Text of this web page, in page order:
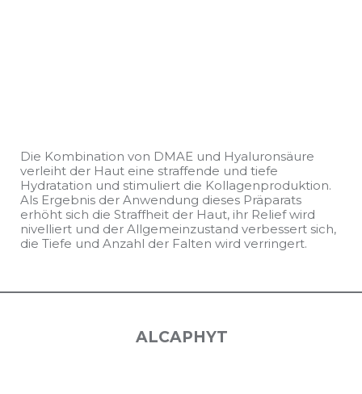
Die Kombination von DMAE und Hyaluronsäure
verleiht der Haut eine straffende und tiefe
Hydratation und stimuliert die Kollagenproduktion.
Als Ergebnis der Anwendung dieses Präparats
erhöht sich die Straffheit der Haut, ihr Relief wird
nivelliert und der Allgemeinzustand verbessert sich,
die Tiefe und Anzahl der Falten wird verringert.
ALCAPHYT